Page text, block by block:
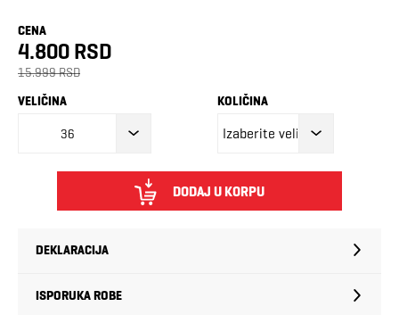
CENA
4.800 RSD
15.999 RSD
VELIČINA
36
KOLIČINA
DODAJ U KORPU
DEKLARACIJA
ISPORUKA ROBE